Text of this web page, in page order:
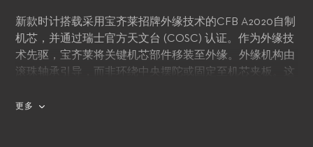
新款时计搭载采用宝齐莱招牌外缘技术的CFB A2020自制
机芯，并通过瑞士官方天文台 (COSC) 认证。作为外缘技
术先驱，宝齐莱将关键机芯部件移装至外缘。外缘机构由
滚珠轴承引导，而非环绕中央摆陀或固定至机芯夹板。这
带来多重益处。透过蓝宝石水晶玻璃表底盖可欣赏纤薄机
更多